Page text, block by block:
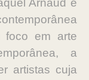
Arnaud é
foco em arte
a
artistas cuja